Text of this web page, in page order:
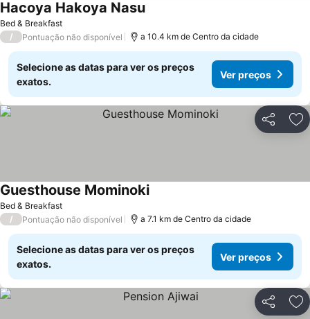
Bed & Breakfast
Hacoya Hakoya Nasu
/ Pontuação não disponível a 10.4 km de Centro da cidade
Selecione as datas para ver os preços
exatos.
Ver preços
Partilhar
Bed & Breakfast
Guesthouse Mominoki
/ Pontuação não disponível a 7.1 km de Centro da cidade
Selecione as datas para ver os preços
exatos.
Ver preços
Partilhar